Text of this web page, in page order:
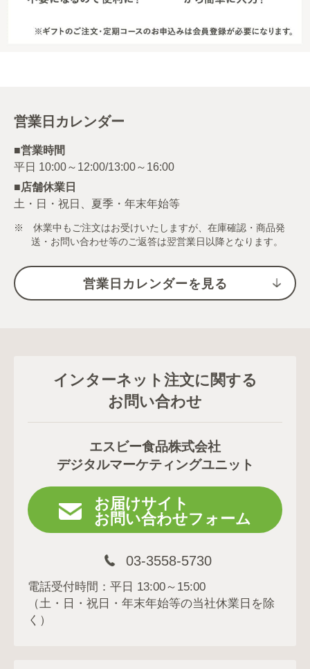
営業日カレンダー
■営業時間
■店舗休業日
土・日・祝日、夏季・年末年始等
※ 休業中もご注文はお受けいたしますが、在庫確認・商品発
送・お問い合わせ等のご返答は翌営業日以降となります。
営業日カレンダーを見る
インターネット注文に関する
お問い合わせ
エスビー食品株式会社
デジタルマーケティングユニット
お届けサイト
お問い合わせフォーム
03-3558-5730
電話受付時間：平日 13:00～15:00
（土・日・祝日・年末年始等の当社休業日を除
く）